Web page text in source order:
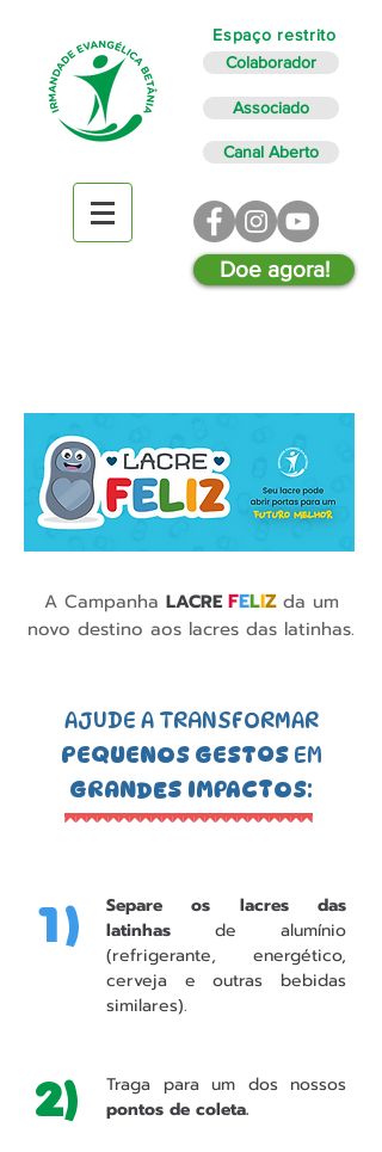
Espaço restrito
Colaborador
Associado
Canal Aberto
Doe agora!
A Campanha LACRE FELIZ da um
novo destino aos lacres das latinhas.
AJUDE A TRANSFORMAR
PEQUENOS GESTOSEM
GRANDES IMPACTOS:
1)
Separe os lacres das
latinhas de alumínio
(refrigerante, energético,
cerveja e outras bebidas
similares).
2)
Traga para um dos nossos
pontos de coleta.